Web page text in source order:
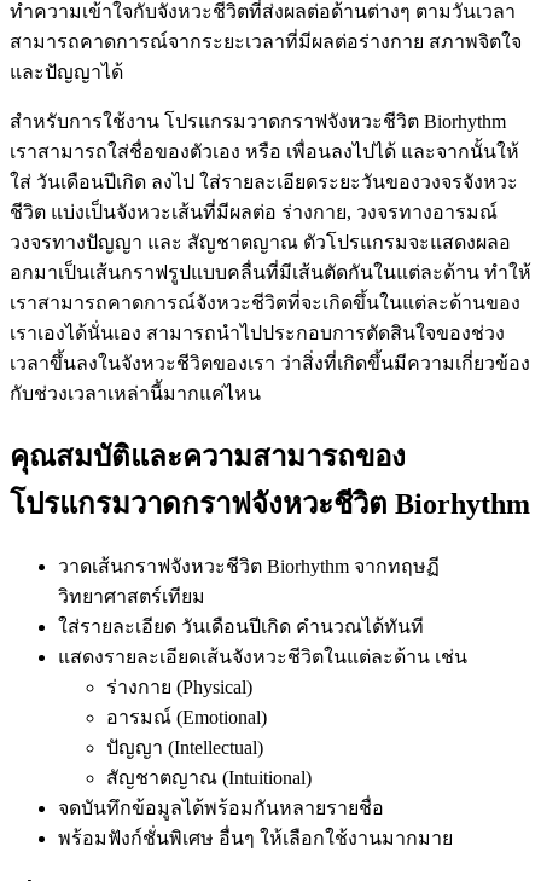
ทำความเข้าใจกับจังหวะชีวิตที่ส่งผลต่อด้านต่างๆ ตามวันเวลา
สามารถคาดการณ์จากระยะเวลาที่มีผลต่อร่างกาย สภาพจิตใจ
และปัญญาได้
สำหรับการใช้งาน โปรแกรมวาดกราฟจังหวะชีวิต Biorhythm
เราสามารถใส่ชื่อของตัวเอง หรือ เพื่อนลงไปได้ และจากนั้นให้
ใส่ วันเดือนปีเกิด ลงไป ใส่รายละเอียดระยะวันของวงจรจังหวะ
ชีวิต แบ่งเป็นจังหวะเส้นที่มีผลต่อ ร่างกาย, วงจรทางอารมณ์
วงจรทางปัญญา และ สัญชาตญาณ ตัวโปรแกรมจะแสดงผลอ
อกมาเป็นเส้นกราฟรูปแบบคลื่นที่มีเส้นตัดกันในแต่ละด้าน ทำให้
เราสามารถคาดการณ์จังหวะชีวิตที่จะเกิดขึ้นในแต่ละด้านของ
เราเองได้นั่นเอง สามารถนำไปประกอบการตัดสินใจของช่วง
เวลาขึ้นลงในจังหวะชีวิตของเรา ว่าสิ่งที่เกิดขึ้นมีความเกี่ยวข้อง
กับช่วงเวลาเหล่านี้มากแค่ไหน
คุณสมบัติและความสามารถของ
โปรแกรมวาดกราฟจังหวะชีวิต Biorhythm
วาดเส้นกราฟจังหวะชีวิต Biorhythm จากทฤษฏี
วิทยาศาสตร์เทียม
ใส่รายละเอียด วันเดือนปีเกิด คำนวณได้ทันที
แสดงรายละเอียดเส้นจังหวะชีวิตในแต่ละด้าน เช่น
ร่างกาย (Physical)
อารมณ์ (Emotional)
ปัญญา (Intellectual)
สัญชาตญาณ (Intuitional)
จดบันทึกข้อมูลได้พร้อมกันหลายรายชื่อ
พร้อมฟังก์ชั่นพิเศษ อื่นๆ ให้เลือกใช้งานมากมาย